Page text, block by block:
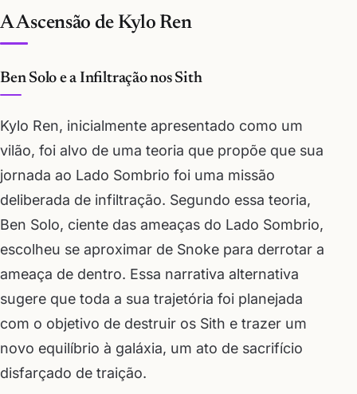
A Ascensão de Kylo Ren
Ben Solo e a Infiltração nos Sith
Kylo Ren, inicialmente apresentado como um
vilão, foi alvo de uma teoria que propõe que sua
jornada ao Lado Sombrio foi uma missão
deliberada de infiltração. Segundo essa teoria,
Ben Solo, ciente das ameaças do Lado Sombrio,
escolheu se aproximar de Snoke para derrotar a
ameaça de dentro. Essa narrativa alternativa
sugere que toda a sua trajetória foi planejada
com o objetivo de destruir os Sith e trazer um
novo equilíbrio à galáxia, um ato de sacrifício
disfarçado de traição.